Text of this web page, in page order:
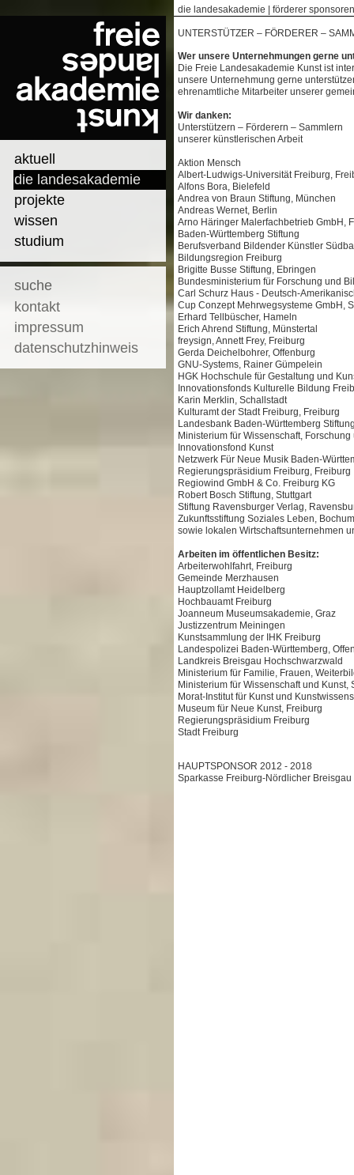
aktuell
die landesakademie
projekte
wissen
studium
suche
kontakt
impressum
datenschutzhinweis
die landesakademie förderer sponsoren
UNTERSTÜTZER – FÖRDERER –
Wer unsere Unternehmungen gerne
Die Freie Landesakademie Kunst ist
unsere Unternehmung gerne
ehrenamtliche Mitarbeiter unserer
Wir danken:
Unterstützern – Förderern – Sammlern
unserer künstlerischen Arbeit
Aktion Mensch
Albert-Ludwigs-Universität Freiburg,
Alfons Bora, Bielefeld
Andrea von Braun Stiftung, München
Andreas Wernet, Berlin
Arno Häringer Malerfachbetrieb GmbH,
Baden-Württemberg Stiftung
Berufsverband Bildender Künstler
Bildungsregion Freiburg
Brigitte Busse Stiftung, Ebringen
Bundesministerium für Forschung und
Carl Schurz Haus - Deutsch-
Cup Conzept Mehrwegsysteme GmbH,
Erhard Tellbüscher, Hameln
Erich Ahrend Stiftung, Münstertal
freysign, Annett Frey, Freiburg
Gerda Deichelbohrer, Offenburg
GNU-Systems, Rainer Gümpelein
HGK Hochschule für Gestaltung und
Innovationsfonds Kulturelle Bildung
Karin Merklin, Schallstadt
Kulturamt der Stadt Freiburg, Freiburg
Landesbank Baden-Württemberg
Ministerium für Wissenschaft,
Innovationsfond Kunst
Netzwerk Für Neue Musik Baden-
Regierungspräsidium Freiburg, Freiburg
Regiowind GmbH & Co. Freiburg KG
Robert Bosch Stiftung, Stuttgart
Stiftung Ravensburger Verlag,
Zukunftsstiftung Soziales Leben, Bochum
sowie lokalen Wirtschaftsunternehmen
Arbeiten im öffentlichen Besitz:
Arbeiterwohlfahrt, Freiburg
Gemeinde Merzhausen
Hauptzollamt Heidelberg
Hochbauamt Freiburg
Joanneum Museumsakademie, Graz
Justizzentrum Meiningen
Kunstsammlung der IHK Freiburg
Landespolizei Baden-Württemberg,
Landkreis Breisgau Hochschwarzwald
Ministerium für Familie, Frauen,
Ministerium für Wissenschaft und Kunst,
Morat-Institut für Kunst und
Museum für Neue Kunst, Freiburg
Regierungspräsidium Freiburg
Stadt Freiburg
HAUPTSPONSOR 2012 - 2018
Sparkasse Freiburg-Nördlicher Breisgau